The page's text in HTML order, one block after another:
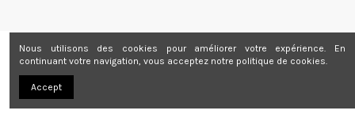
Nous utilisons des cookies pour améliorer votre expérience. En
continuant votre navigation, vous acceptez notre politique de cookies.
Accept